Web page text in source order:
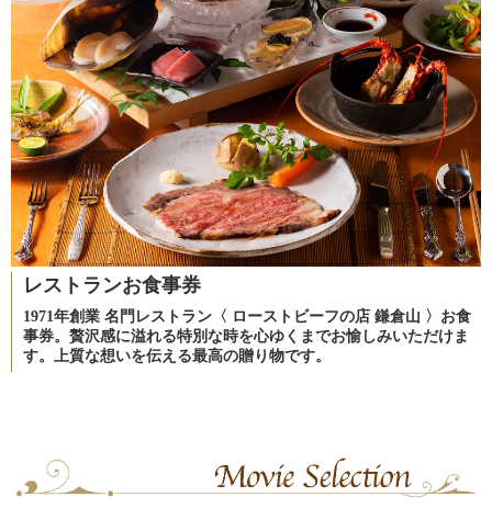
レストランお食事券
1971年創業 名門レストラン〈 ローストビーフの店 鎌倉山 〉お食
事券。贅沢感に溢れる特別な時を心ゆくまでお愉しみいただけま
す。上質な想いを伝える最高の贈り物です。